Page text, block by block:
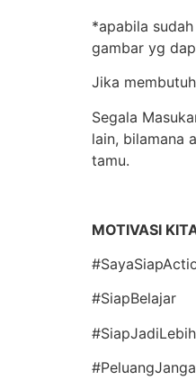
*apabila
gambar yg
Jika
Segala
lain, bilamana
tamu.
MOTIVASI
#SiapBelajar